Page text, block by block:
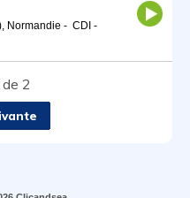
Normandie - CDI -
2